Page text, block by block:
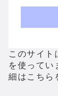
このサイ
を使ってい
細はこちら